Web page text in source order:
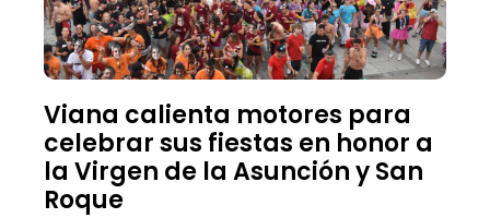
Viana calienta motores para
celebrar sus fiestas en honor a
la Virgen de la Asunción y San
Roque